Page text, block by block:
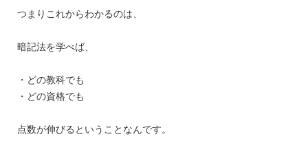
つまりこれからわかるのは、
暗記法を学べば、
・どの教科でも
・どの資格でも
点数が伸びるということなんです。